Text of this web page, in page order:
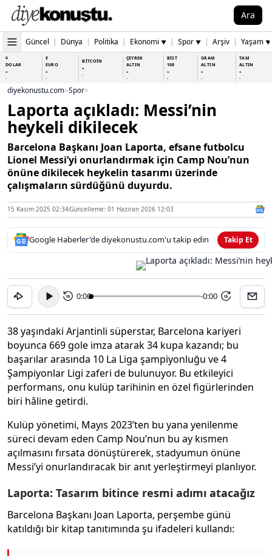
Ara
Güncel | Dünya | Politika | Ekonomi ▼ | Spor ▼ | Arşiv | Yaşam ▼
$
DOLAR
-
-
€
EURO
-
-
BİTCOİN
-
-
ÇEYREK
ALTIN
-
-
BİST
100
-
-
GRAM
ALTIN
-
-
TAM
ALTIN
-
-
diyekonustu.com>Spor>
Laporta açıkladı: Messi’nin
heykeli dikilecek
Barcelona Başkanı Joan Laporta, efsane futbolcu
Lionel Messi’yi onurlandırmak için Camp Nou’nun
önüne dikilecek heykelin tasarımı üzerinde
çalışmaların sürdüğünü duyurdu.
15 Kasım 2025 02:34Güncelleme: 01 Haziran 2026 12:03
Google Haberler'de diyekonustu.com'u takip edin Takip Et
15 0:00 -0:00 15
38 yaşındaki Arjantinli süperstar, Barcelona kariyeri
boyunca 669 gole imza atarak 34 kupa kazandı; bu
başarılar arasında 10 La Liga şampiyonluğu ve 4
Şampiyonlar Ligi zaferi de bulunuyor. Bu etkileyici
performans, onu kulüp tarihinin en özel figürlerinden
biri hâline getirdi.
Kulüp yönetimi, Mayıs 2023’ten bu yana yenilenme
süreci devam eden Camp Nou’nun bu ay kısmen
açılmasını fırsata dönüştürerek, stadyumun önüne
Messi’yi onurlandıracak bir anıt yerleştirmeyi planlıyor.
Laporta: Tasarım bitince resmi adımı atacağız
Barcelona Başkanı Joan Laporta, perşembe günü
katıldığı bir kitap tanıtımında şu ifadeleri kullandı: